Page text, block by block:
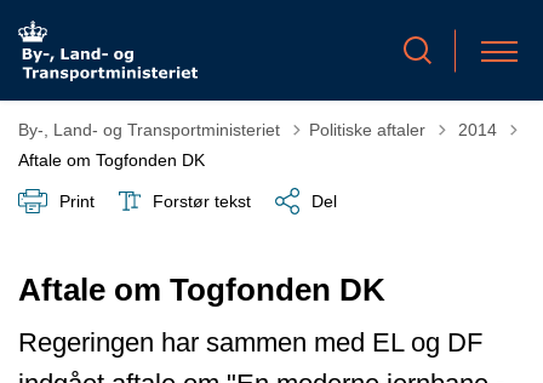
By-, Land- og Transportministeriet Politiske aftaler Tilbage til
2014
Aftale om Togfonden DK
Print Forstør tekst Del
Aftale om Togfonden DK
Regeringen har sammen med EL og DF